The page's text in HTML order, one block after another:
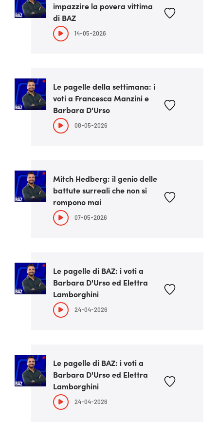
impazzire la povera vittima
di BAZ
14-05-2026
Le pagelle della settimana: i
voti a Francesca Manzini e
Barbara D'Urso
08-05-2026
Mitch Hedberg: il genio delle
battute surreali che non si
rompono mai
07-05-2026
Le pagelle di BAZ: i voti a
Barbara D'Urso ed Elettra
Lamborghini
24-04-2026
Le pagelle di BAZ: i voti a
Barbara D'Urso ed Elettra
Lamborghini
24-04-2026